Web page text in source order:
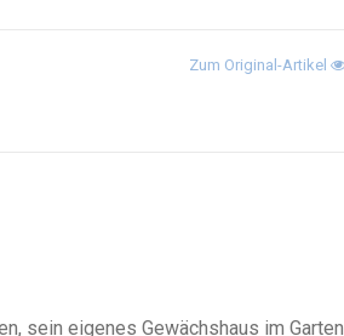
Zum Original-Artikel
sein eigenes Gewächshaus im Garten